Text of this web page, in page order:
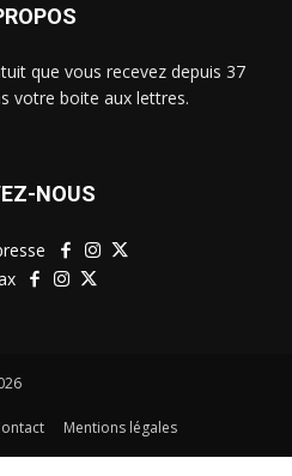
que vous recevez depuis 37
votre boite aux lettres.
NOUS
Mentions légales